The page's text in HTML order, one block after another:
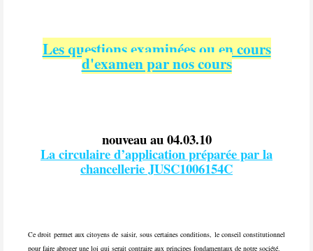
Les questions examinées ou en cours
d'examen par nos cours
nouveau au 04.03.10
La circulaire d’application préparée par la
chancellerie JUSC1006154C
Ce droit permet aux citoyens de saisir, sous certaines conditions, le conseil constitutionnel
pour faire abroger une loi qui serait contraire aux principes fondamentaux de notre société.